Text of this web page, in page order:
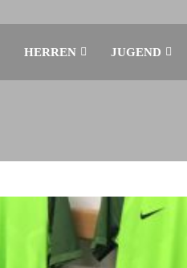
HERREN JUGEND